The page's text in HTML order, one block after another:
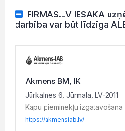
FIRMAS.LV IESAKA
darbība var būt līdzīga
Akmens BM, IK
Jūrkalnes 6, Jūrmala, LV-2011
Kapu pieminekļu izgatavošana
https://akmensiab.lv/